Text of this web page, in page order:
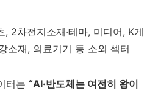
, 2차전지소재·테마, 미디어, K게
소재, 의료기기 등 소외 섹터
터는 “AI·반도체는 여전히 왕이